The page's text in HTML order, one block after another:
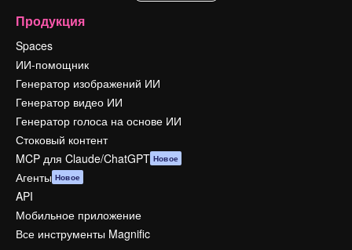
Продукция
Spaces
ИИ-помощник
Генератор изображений ИИ
Генератор видео ИИ
Генератор голоса на основе ИИ
Стоковый контент
MCP для Claude/ChatGPT Новое
Агенты Новое
API
Мобильное приложение
Все инструменты Magnific